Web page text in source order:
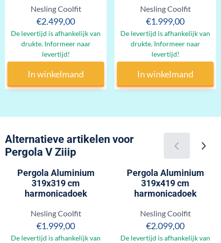
Merk:
Nesling Coolfit
Prijs: 2 499,00
€2.499,00
De levertijd is afhankelijk van
drukte. Informeer naar
levertijd!
In winkelmand
Merk:
Nesling Coolfit
Prijs: 1 999,00
€1.999,00
De levertijd is afhankelijk van
drukte. Informeer naar
levertijd!
In winkelmand
Alternatieve artikelen voor
Pergola V Ziiip
Pergola Aluminium
319x319 cm
harmonicadoek
Merk:
Nesling Coolfit
Prijs: 1 999,00
€1.999,00
De levertijd is afhankelijk van
Pergola Aluminium
319x419 cm
harmonicadoek
Merk:
Nesling Coolfit
Prijs: 2 099,00
€2.099,00
De levertijd is afhankelijk van